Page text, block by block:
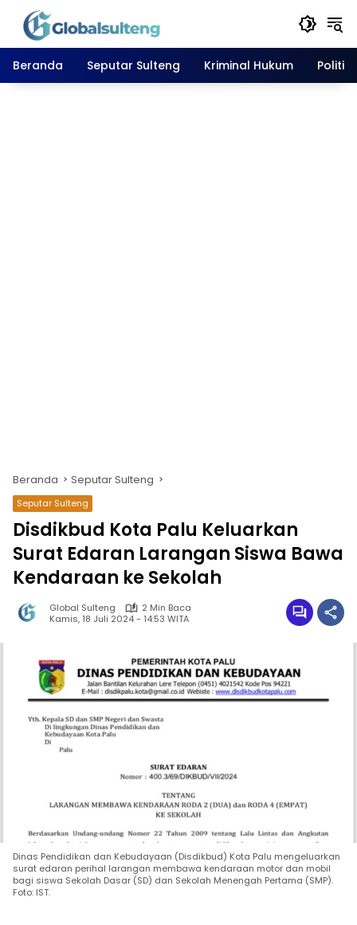
Langsung
konten
Beranda
Seputar Sulteng Kriminal Hukum Politik
Beranda Seputar Sulteng
Seputar Sulteng
Disdikbud Kota Palu Keluarkan
Surat Edaran Larangan Siswa Bawa
Kendaraan ke Sekolah
Global Sulteng
2 Min Baca
Kamis, 18 Juli 2024 - 14:53 WITA
Dinas Pendidikan dan Kebudayaan (Disdikbud) Kota Palu mengeluarkan
surat edaran perihal larangan membawa kendaraan motor dan mobil
bagi siswa Sekolah Dasar (SD) dan Sekolah Menengah Pertama (SMP).
Foto: IST.